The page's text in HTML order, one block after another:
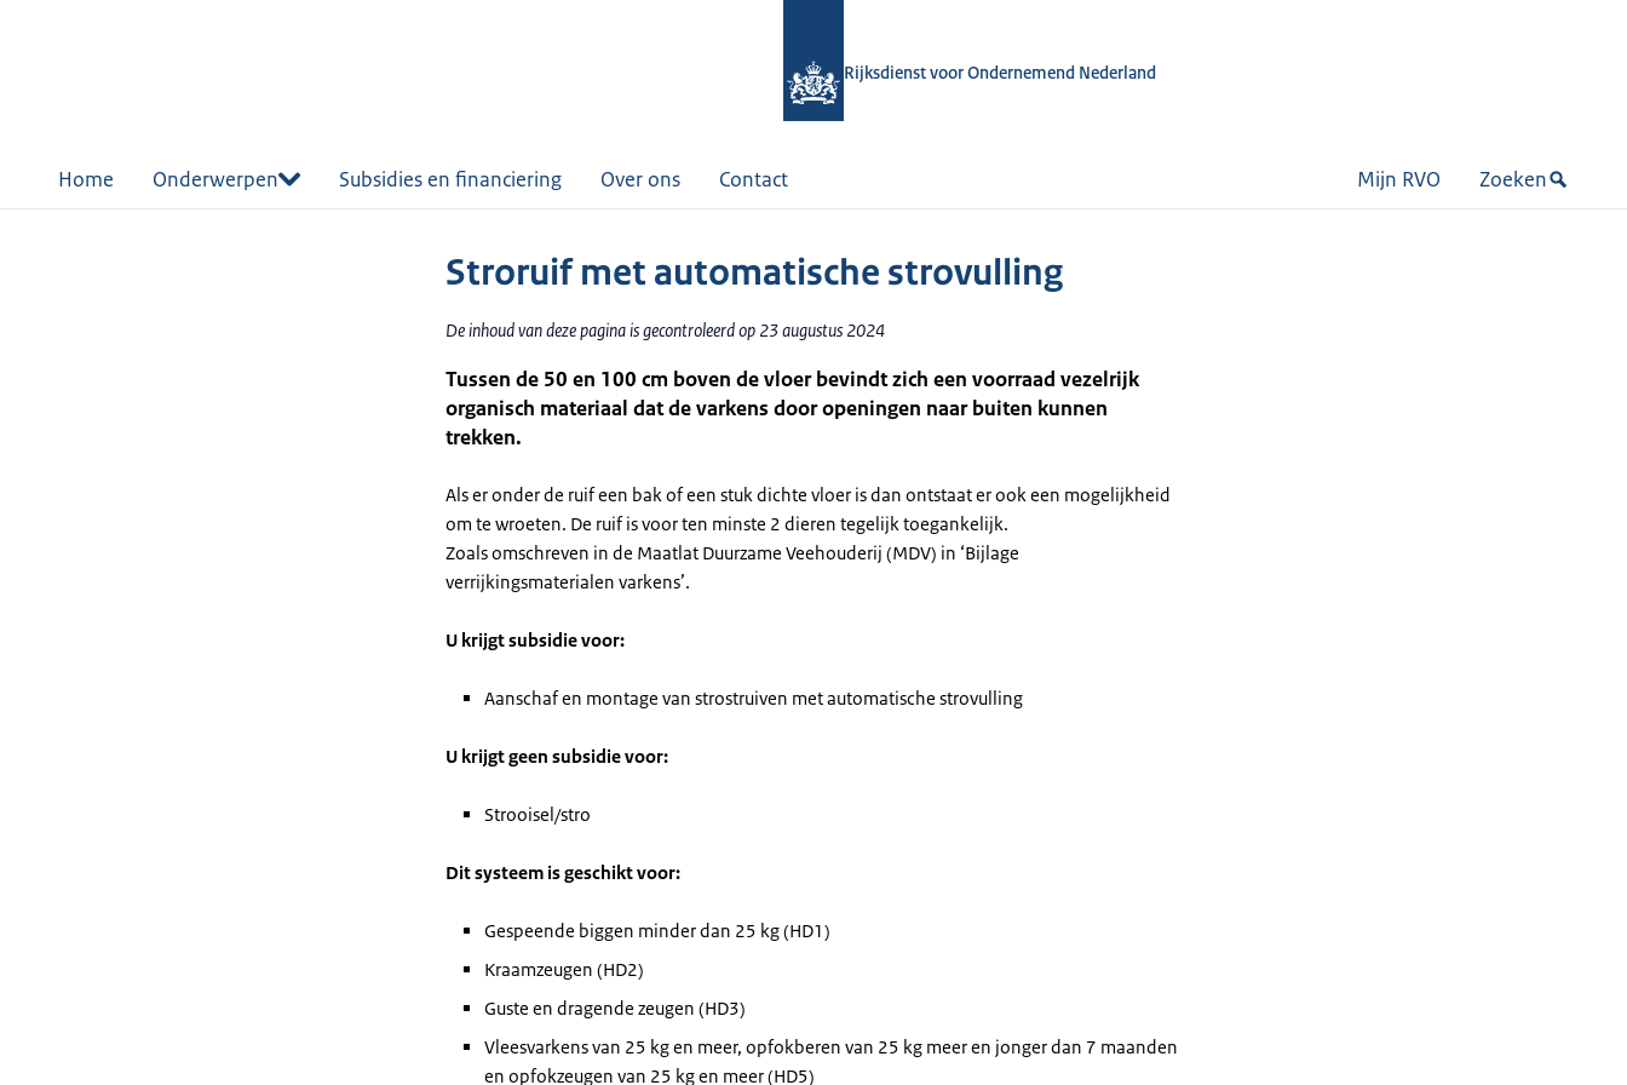
Rijksdienst voor Ondernemend Nederland
Home Onderwerpen Subsidies en financiering Over ons Contact Mijn RVO Zoeken
Stroruif met automatische strovulling
De inhoud van deze pagina is gecontroleerd op 23 augustus 2024
Tussen de 50 en 100 cm boven de vloer bevindt zich een voorraad vezelrijk
organisch materiaal dat de varkens door openingen naar buiten kunnen
trekken.
Als er onder de ruif een bak of een stuk dichte vloer is dan ontstaat er ook een mogelijkheid
om te wroeten. De ruif is voor ten minste 2 dieren tegelijk toegankelijk.
Zoals omschreven in de Maatlat Duurzame Veehouderij (MDV) in ‘Bijlage
verrijkingsmaterialen varkens’.
U krijgt subsidie voor:
Aanschaf en montage van strostruiven met automatische strovulling
U krijgt geen subsidie voor:
Strooisel/stro
Dit systeem is geschikt voor:
Gespeende biggen minder dan 25 kg (HD1)
Kraamzeugen (HD2)
Guste en dragende zeugen (HD3)
Vleesvarkens van 25 kg en meer, opfokberen van 25 kg meer en jonger dan 7 maanden
en opfokzeugen van 25 kg en meer (HD5)